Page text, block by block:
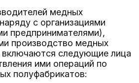
медных
с организациями
предпринимателями),
производство медных
включаются следующие лица
ими операций по
полуфабрикатов: